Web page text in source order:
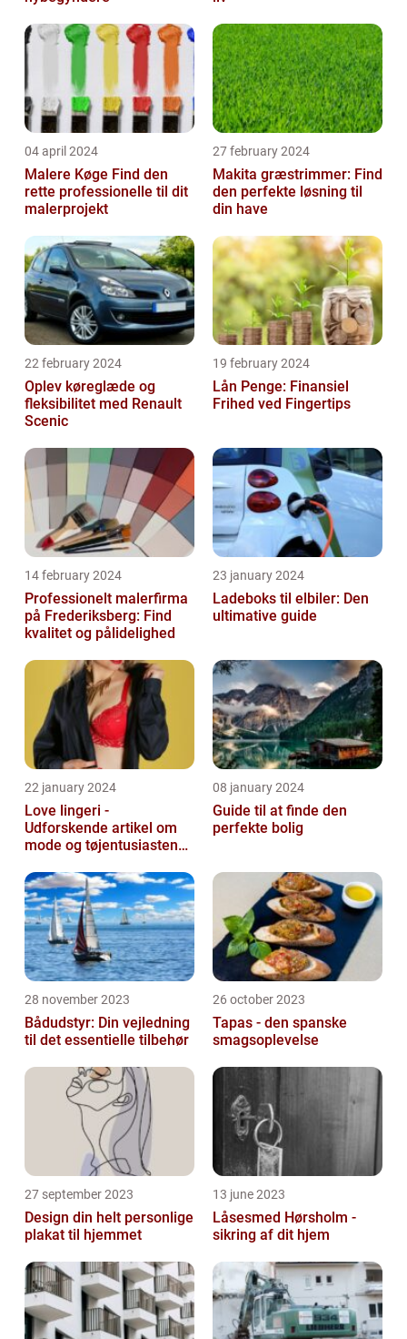
04 april 2024
Malere Køge Find den
rette professionelle til dit
malerprojekt
27 february 2024
Makita græstrimmer: Find
den perfekte løsning til
din have
22 february 2024
Oplev køreglæde og
fleksibilitet med Renault
Scenic
19 february 2024
Lån Penge: Finansiel
Frihed ved Fingertips
14 february 2024
Professionelt malerfirma
på Frederiksberg: Find
kvalitet og pålidelighed
23 january 2024
Ladeboks til elbiler: Den
ultimative guide
22 january 2024
Love lingeri -
Udforskende artikel om
mode og tøjentusiastens
08 january 2024
Guide til at finde den
perfekte bolig
28 november 2023
Bådudstyr: Din vejledning
til det essentielle tilbehør
26 october 2023
Tapas - den spanske
smagsoplevelse
27 september 2023
Design din helt personlige
plakat til hjemmet
13 june 2023
Låsesmed Hørsholm -
sikring af dit hjem